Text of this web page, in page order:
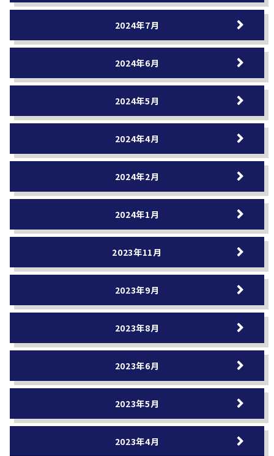
2024年7月
2024年6月
2024年5月
2024年4月
2024年2月
2024年1月
2023年11月
2023年9月
2023年8月
2023年6月
2023年5月
2023年4月